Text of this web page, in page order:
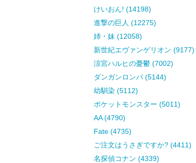
けいおん! (14198)
進撃の巨人 (12275)
姉・妹 (12058)
新世紀エヴァンゲリオン (9177)
涼宮ハルヒの憂鬱 (7002)
ダンガンロンパ (5144)
幼馴染 (5112)
ポケットモンスター (5011)
AA (4790)
Fate (4735)
ご注文はうさぎですか? (4411)
名探偵コナン (4339)